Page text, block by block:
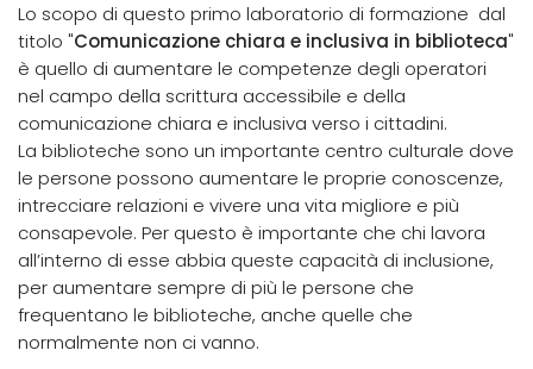
Lo scopo di questo primo laboratorio di formazione dal
titolo "Comunicazione chiara e inclusiva in biblioteca"
è quello di aumentare le competenze degli operatori
nel campo della scrittura accessibile e della
comunicazione chiara e inclusiva verso i cittadini.
La biblioteche sono un importante centro culturale dove
le persone possono aumentare le proprie conoscenze,
intrecciare relazioni e vivere una vita migliore e più
consapevole. Per questo è importante che chi lavora
all’interno di esse abbia queste capacità di inclusione,
per aumentare sempre di più le persone che
frequentano le biblioteche, anche quelle che
normalmente non ci vanno.